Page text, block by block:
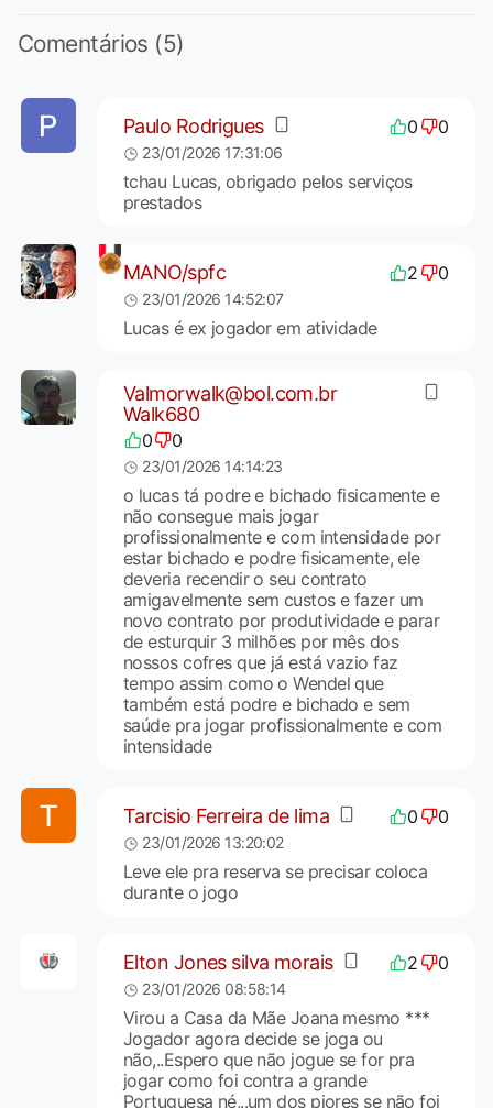
Comentários (5)
Paulo Rodrigues 0 0
23/01/2026 17:31:06
tchau Lucas, obrigado pelos serviços
prestados
MANO/spfc 2 0
23/01/2026 14:52:07
Lucas é ex jogador em atividade
Valmorwalk@bol.com.br
Walk680
0 0
23/01/2026 14:14:23
o lucas tá podre e bichado fisicamente e
não consegue mais jogar
profissionalmente e com intensidade por
estar bichado e podre fisicamente, ele
deveria recendir o seu contrato
amigavelmente sem custos e fazer um
novo contrato por produtividade e parar
de esturquir 3 milhões por mês dos
nossos cofres que já está vazio faz
tempo assim como o Wendel que
também está podre e bichado e sem
saúde pra jogar profissionalmente e com
intensidade
Tarcisio Ferreira de lima 0 0
23/01/2026 13:20:02
Leve ele pra reserva se precisar coloca
durante o jogo
Elton Jones silva morais 2 0
23/01/2026 08:58:14
Virou a Casa da Mãe Joana mesmo ***
Jogador agora decide se joga ou
não,..Espero que não jogue se for pra
jogar como foi contra a grande
Portuguesa né,..um dos piores se não foi